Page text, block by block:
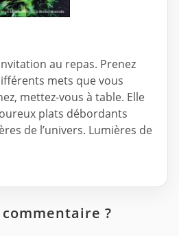
au repas. Prenez
mets que vous
mettez-vous à table. Elle
plats débordants
de l’univers. Lumières de
?